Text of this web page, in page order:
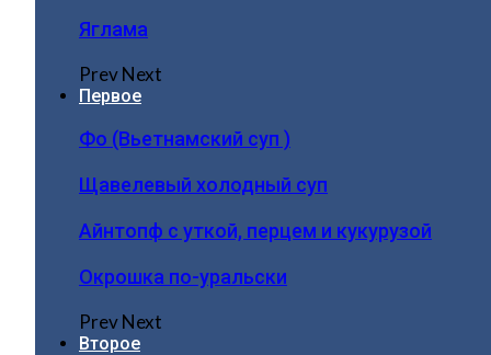
Яглама
PrevNext
Первое
Фо (Вьетнамский суп )
Щавелевый холодный суп
Айнтопф с уткой, перцем и кукурузой
Окрошка по-уральски
PrevNext
Второе